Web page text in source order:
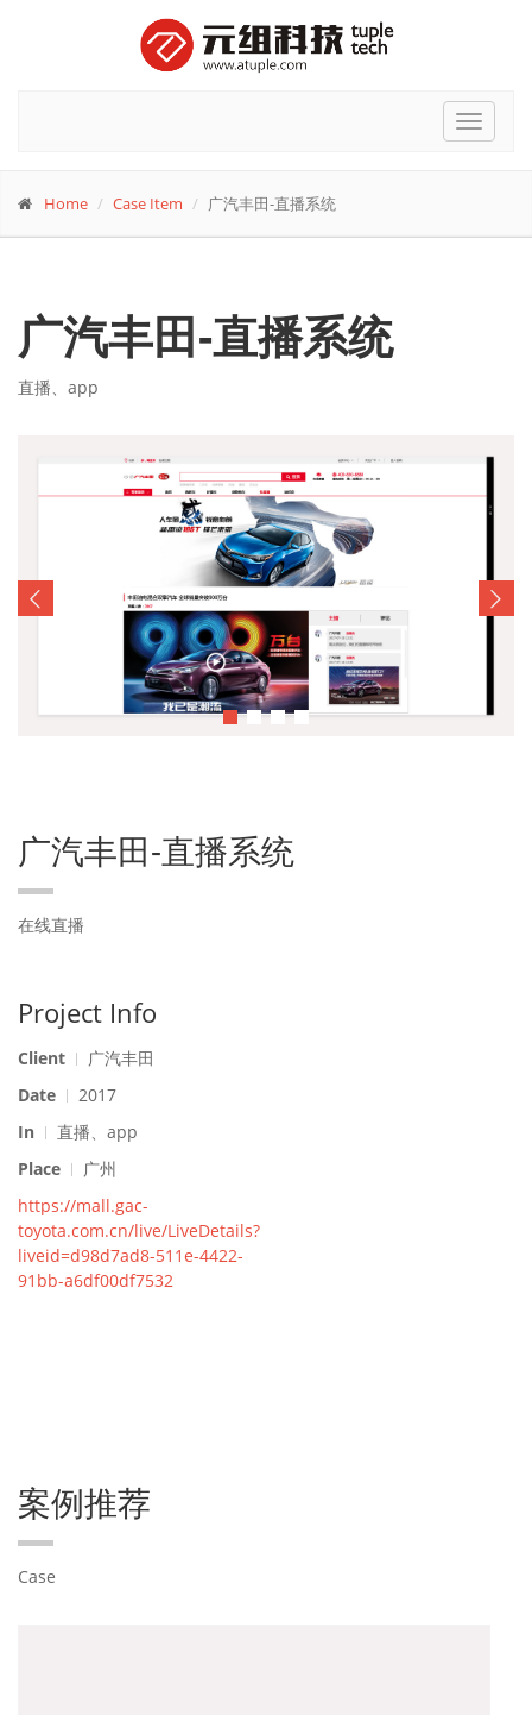
Toggle
Home Case Item 广汽丰田-直播系统
广汽丰田-直播系统
直播、app
广汽丰田-直播系统
在线直播
Project Info
Client
广汽丰田
Date
2017
In
直播、app
Place
广州
https://mall.gac-
toyota.com.cn/live/LiveDetails?
liveid=d98d7ad8-511e-4422-
91bb-a6df00df7532
案例推荐
Case